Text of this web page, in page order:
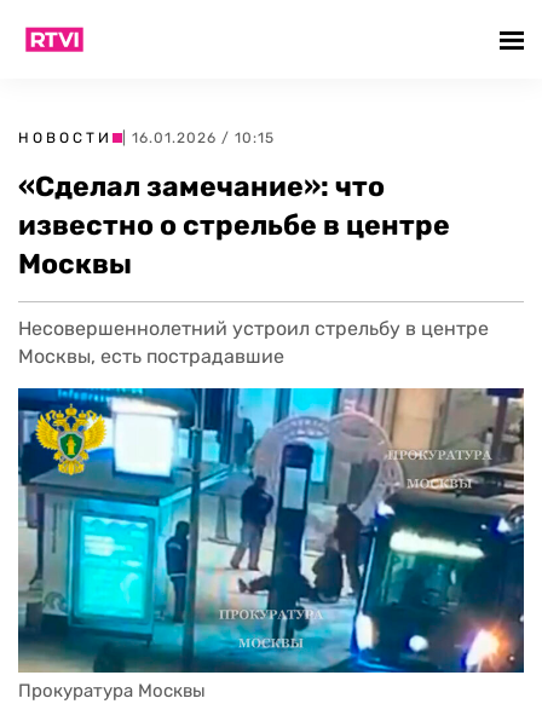
НОВОСТИ | 16.01.2026 / 10:15
«Сделал замечание»: что
известно о стрельбе в центре
Москвы
Несовершеннолетний устроил стрельбу в центре
Москвы, есть пострадавшие
Прокуратура Москвы